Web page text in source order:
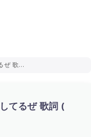
Snow Man – 地球してるぜ 歌詞 ( Lyrics)
てるぜ 歌詞 (